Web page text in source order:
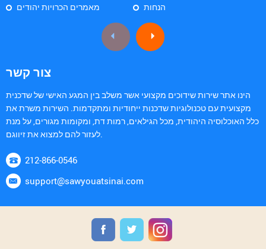
מאמרים הכרויות יהודים
הנחות
צור קשר
הינו אתר שירות שידוכים מקצועי אשר משלב בין המגע האישי של שדכנית
מקצועית עם טכנולוגיות שדכנות ייחודיות ומתקדמות. השירות משרת את
כלל האוכלוסיה היהודית, מכל הגילאים, רמות דת, ומקומות מגורים, על מנת
212-866-0546
support@sawyouatsinai.com